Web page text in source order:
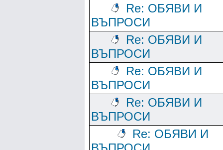
Re: ОБЯВИ И
ВЪПРОСИ
Re: ОБЯВИ И
ВЪПРОСИ
Re: ОБЯВИ И
ВЪПРОСИ
Re: ОБЯВИ И
ВЪПРОСИ
Re: ОБЯВИ И